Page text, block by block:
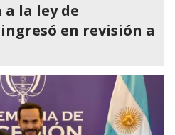
a la ley de
en revisión a